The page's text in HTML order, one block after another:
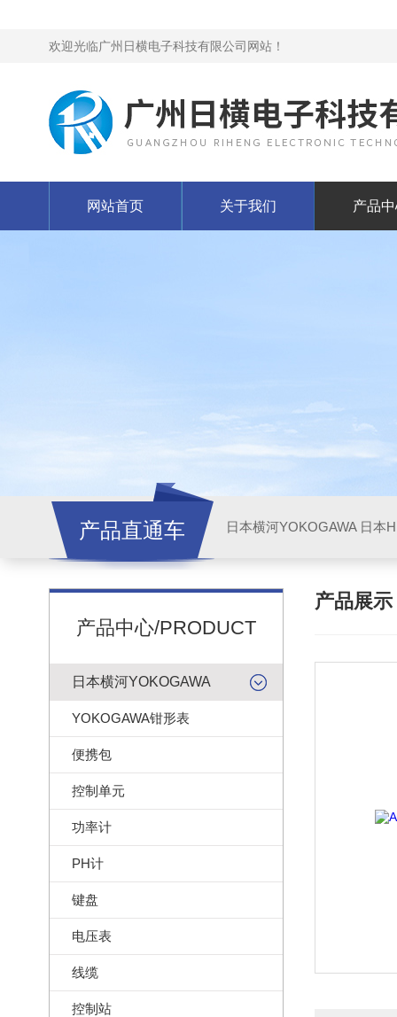
欢迎光临广州日横电子科技有限公司网站！
网站首页 关于我们 产品
产品直通车 日本横河YOKOGAWA 日本
产品中心/PRODUCT
日本横河YOKOGAWA
YOKOGAWA钳形表
便携包
控制单元
功率计
PH计
键盘
电压表
线缆
控制站
产品展示